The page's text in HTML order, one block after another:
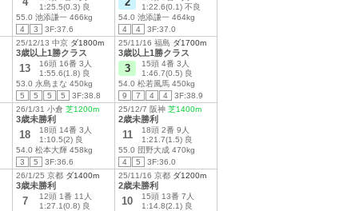
1:25.5(0.3) 良
55.0 池添謙一 466kg
4
3 3F:37.6
1:22.6(0.1) 不良
54.0 池添謙一 464kg
4
4 3F:37.0
25/12/13 中京 ダ1800m
3歳以上1勝クラス
13
16頭 16番 3人
1:55.6(1.8) 良
53.0 永島まな 450kg
5
5 5 5 3F:38.8
25/11/16 福島 ダ1700m
3歳以上1勝クラス
3
15頭 4番 3人
1:46.7(0.5) 良
54.0 松若風馬 450kg
9
7 4 4 3F:38.9
26/1/31 小倉 芝1200m
3歳未勝利
18
18頭 14番 3人
1:10.5(2) 良
54.0 松本大輝 458kg
3
5 3F:36.6
25/12/7 阪神 芝1400m
2歳未勝利
11
18頭 2番 9人
1:21.7(1.5) 良
55.0 団野大成 470kg
4
5 3F:36.0
26/1/25 京都 ダ1400m
3歳未勝利
7
12頭 1番 11人
1:27.1(0.8) 良
25/11/16 京都 ダ1200m
2歳未勝利
10
15頭 13番 7人
1:14.8(2.1) 良